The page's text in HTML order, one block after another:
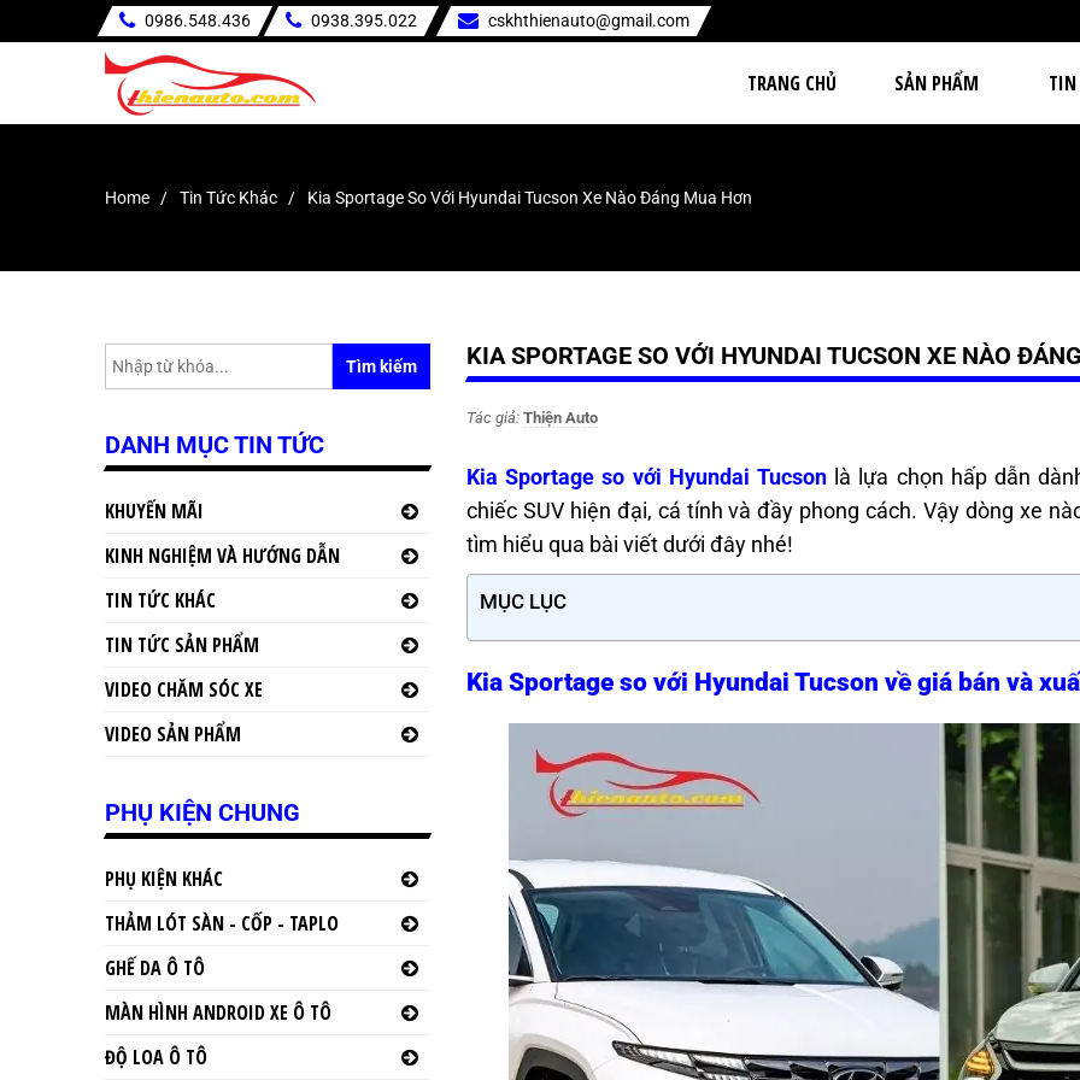
0986.548.436 0938.395.022 cskhthienauto@gmail.com
TRANG CHỦ SẢN PHẨM
Home Tin Tức Khác Kia Sportage So Với Hyundai Tucson Xe Nào Đáng Mua Hơn
KIA SPORTAGE SO VỚI HYUNDAI TUCSON XE NÀO
Tác giả: Thiện Auto
Kia Sportage so với Hyundai Tucson là lựa chọn hấp dẫn
chiếc SUV hiện đại, cá tính và đầy phong cách. Vậy dòng xe
tìm hiểu qua bài viết dưới đây nhé!
MỤC LỤC
Kia Sportage so với Hyundai Tucson về giá bán và
Tìm kiếm
DANH MỤC TIN TỨC
KHUYẾN MÃI
KINH NGHIỆM VÀ HƯỚNG DẪN
TIN TỨC KHÁC
TIN TỨC SẢN PHẨM
VIDEO CHĂM SÓC XE
VIDEO SẢN PHẨM
PHỤ KIỆN CHUNG
PHỤ KIỆN KHÁC
THẢM LÓT SÀN - CỐP - TAPLO
GHẾ DA Ô TÔ
MÀN HÌNH ANDROID XE Ô TÔ
ĐỘ LOA Ô TÔ